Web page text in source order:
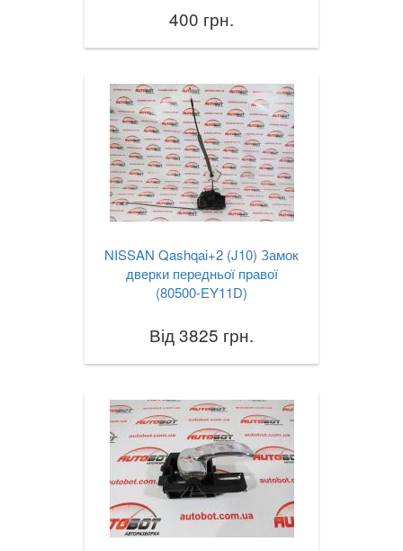
400 грн.
NISSAN Qashqai+2 (J10) Замок
дверки передньої правої
(80500-EY11D)
Від 3825 грн.